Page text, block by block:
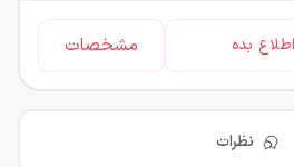
بده مشخصات
نظرات